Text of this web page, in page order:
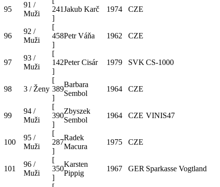
95
91 /
Muži
241
]
Jakub Karč 1974 CZE
96
92 /
Muži
[
458
]
Petr Váňa 1962 CZE
97
93 /
Muži
[
142
]
Peter Cisár 1979 SVK CS-1000
98 3 / Ženy
[
389
]
Barbara
Sembol
1964 CZE
99
94 /
Muži
[
390
]
Zbyszek
Sembol
1964 CZE VINIS47
100
95 /
Muži
[
287
]
Radek
Macura
1975 CZE
101
96 /
Muži
[
350
]
Karsten
Pippig
1967 GER Sparkasse Vogtland